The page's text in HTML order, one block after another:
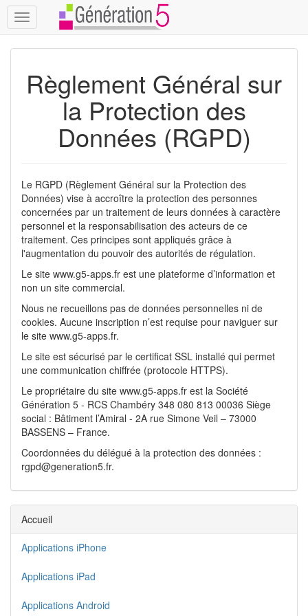
Toggle
navigation
Règlement Général sur
la Protection des
Données (RGPD)
Le RGPD (Règlement Général sur la Protection des
Données) vise à accroître la protection des personnes
concernées par un traitement de leurs données à caractère
personnel et la responsabilisation des acteurs de ce
traitement. Ces principes sont appliqués grâce à
l'augmentation du pouvoir des autorités de régulation.
Le site www.g5-apps.fr est une plateforme d’information et
non un site commercial.
Nous ne recueillons pas de données personnelles ni de
cookies. Aucune inscription n’est requise pour naviguer sur
le site www.g5-apps.fr.
Le site est sécurisé par le certificat SSL installé qui permet
une communication chiffrée (protocole HTTPS).
Le propriétaire du site www.g5-apps.fr est la Société
Génération 5 - RCS Chambéry 348 080 813 00036 Siège
social : Bâtiment l’Amiral - 2A rue Simone Veil – 73000
BASSENS – France.
Coordonnées du délégué à la protection des données :
rgpd@generation5.fr.
Accueil
Applications iPhone
Applications iPad
Applications Android